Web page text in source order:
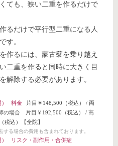
ても、狭い二重を作るだけで
るだけで平行型二重になる人
す。
作るには、蒙古襞を乗り越え
二重を作ると同時に大きく目
解除する必要があります。
料金 片目￥148,500（税込） / 両
の場合 片目￥192,500（税込） / 高
税込）
【全院】
る場合の費用も含まれております。
リスク・副作用・合併症